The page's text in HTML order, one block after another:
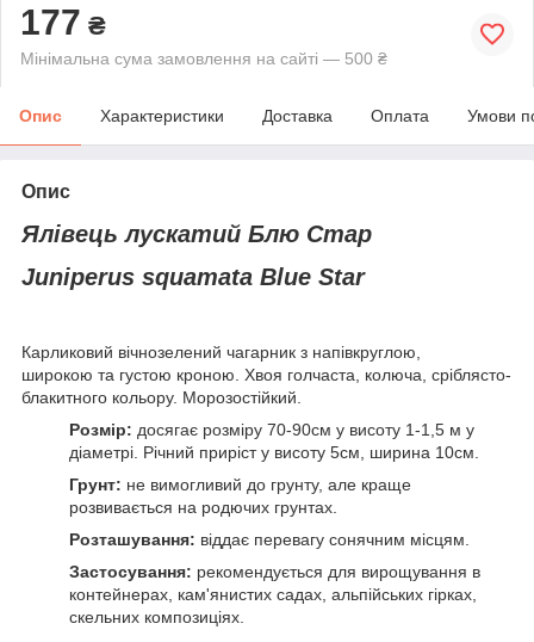
177 ₴
Мінімальна сума замовлення на сайті — 500 ₴
Опис Характеристики Доставка Оплата Умови
Опис
Ялівець лускатий Блю Стар
Juniperus squamata Blue Star
Карликовий вічнозелений чагарник з напівкруглою,
широкою та густою кроною. Хвоя голчаста, колюча, сріблясто-
блакитного кольору. Морозостійкий.
Розмір: досягає розміру 70-90см у висоту 1-1,5 м у
діаметрі. Річний приріст у висоту 5см, ширина 10см.
Грунт: не вимогливий до грунту, але краще
розвивається на родючих грунтах.
Розташування: віддає перевагу сонячним місцям.
Застосування: рекомендується для вирощування в
контейнерах, кам'янистих садах, альпійських гірках,
скельних композиціях.